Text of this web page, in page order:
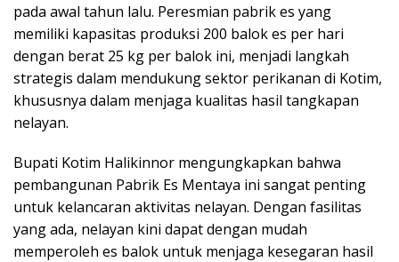
pada awal tahun lalu. Peresmian pabrik es yang
memiliki kapasitas produksi 200 balok es per hari
dengan berat 25 kg per balok ini, menjadi langkah
strategis dalam mendukung sektor perikanan di Kotim,
khususnya dalam menjaga kualitas hasil tangkapan
nelayan.
Bupati Kotim Halikinnor mengungkapkan bahwa
pembangunan Pabrik Es Mentaya ini sangat penting
untuk kelancaran aktivitas nelayan. Dengan fasilitas
yang ada, nelayan kini dapat dengan mudah
memperoleh es balok untuk menjaga kesegaran hasil